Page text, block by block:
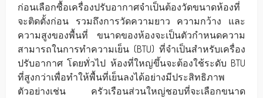
ก่อนเลือกซื้อเครื่องปรับอากาศจำเป็นต้องวัดขนาดห้องที่
จะติดตั้งก่อน รวมถึงการวัดความยาว ความกว้าง และ
ความสูงของพื้นที่ ขนาดของห้องจะเป็นตัวกำหนดความ
สามารถในการทำความเย็น (BTU) ที่จำเป็นสำหรับเครื่อง
ปรับอากาศ โดยทั่วไป ห้องที่ใหญ่ขึ้นจะต้องใช้ระดับ BTU
ที่สูงกว่าเพื่อทำให้พื้นที่เย็นลงได้อย่างมีประสิทธิภาพ
ตัวอย่างเช่น ครัวเรือนส่วนใหญ่ชอบที่จะเลือกขนาด